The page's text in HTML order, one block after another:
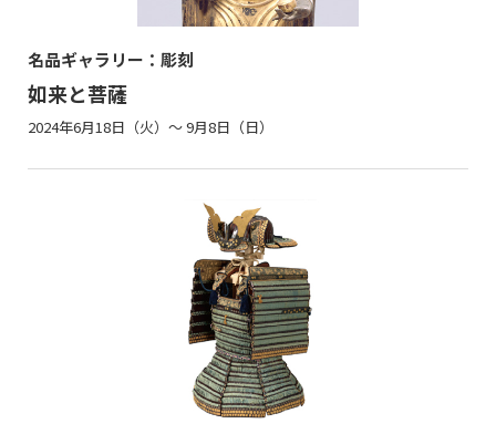
名品ギャラリー：彫刻
如来と菩薩
2024年6月18日（火）～ 9月8日（日）